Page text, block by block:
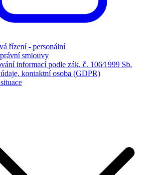
řízení - personální
smlouvy
informací podle zák. č. 106⁄1999 Sb.
kontaktní osoba (GDPR)